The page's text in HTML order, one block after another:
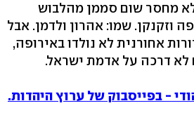
לא מחסר שום סממן מהלבוש
וזקנקן. שמו: אהרון ולדמן. אבל
אחורנית לא נולדו באירופה,
לא דרכה על אדמת ישראל.
- בפייסבוק של ערוץ היהדות.